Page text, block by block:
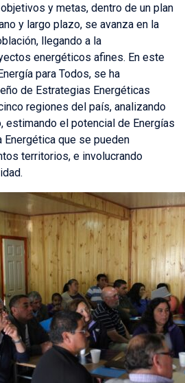
y metas, dentro de un plan
y largo plazo, se avanza en la
llegando a la
energéticos afines. En este
para Todos, se ha
de Estrategias Energéticas
regiones del país, analizando
estimando el potencial de Energías
Energética que se pueden
territorios, e involucrando